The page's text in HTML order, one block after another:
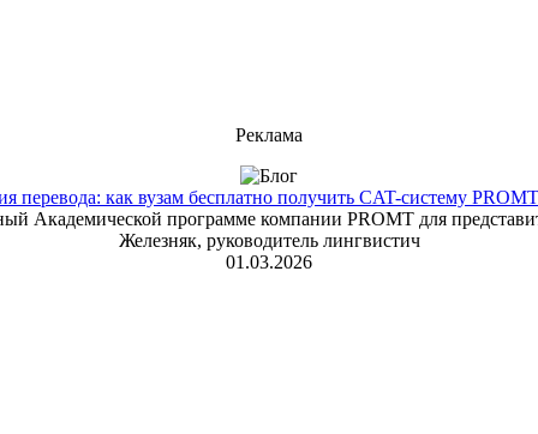
Реклама
перевода: как вузам бесплатно получить CAT-систему
Академической программе компании PROMT для
Железняк, руководитель лингвистич
01.03.2026